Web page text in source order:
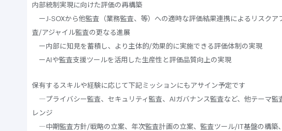
内部統制実現に向けた評価の再構築
ーJ-SOXから他監査（業務監査、等）への適時な評価結果連携によるリスクア
査/アジャイル監査の更なる進展
ー内部に知見を蓄積し、より主体的/効果的に実施できる評価体制の実現
ーAIや監査支援ツールを活用した生産性と評価品質向上の実現
保有するスキルや経験に応じて下記ミッションにもアサイン予定です
―プライバシー監査、セキュリティ監査、AIガバナンス監査など、他テーマ監
レンジ
―中期監査方針/戦略の立案、年次監査計画の立案、監査ツール/IT基盤の構築